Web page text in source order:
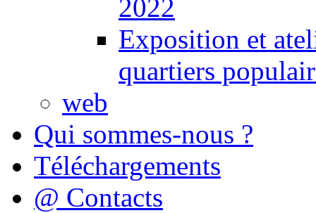
2022
Exposition et
quartiers
web
Qui sommes-nous ?
Téléchargements
@ Contacts